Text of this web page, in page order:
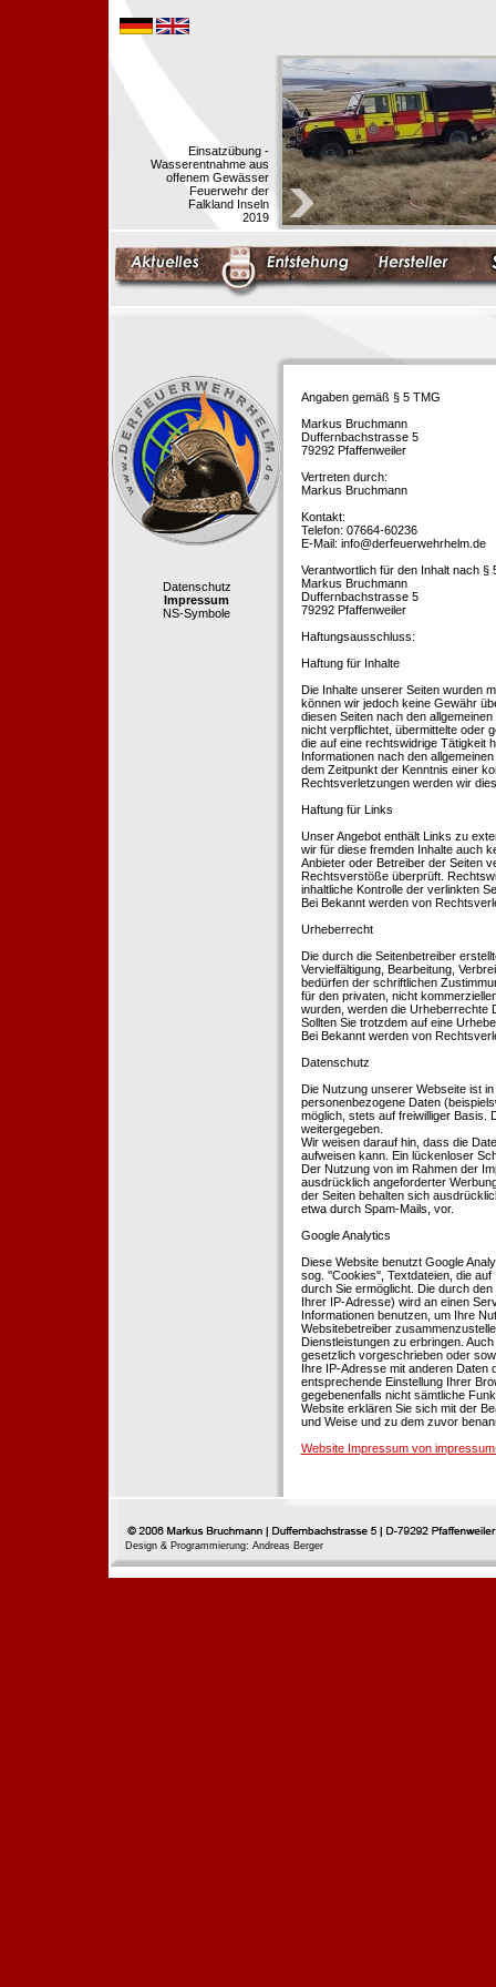
Einsatzübung -
Wasserentnahme aus
offenem Gewässer
Feuerwehr der
Falkland Inseln
2019
Datenschutz
Impressum
NS-Symbole
Angaben gemäß § 5 TMG
Markus Bruchmann
Duffernbachstrasse 5
79292 Pfaffenweiler
Vertreten durch:
Markus Bruchmann
Kontakt:
Telefon: 07664-60236
E-Mail: info@derfeuerwehrhelm.de
Verantwortlich für den Inhalt nach §
Markus Bruchmann
Duffernbachstrasse 5
79292 Pfaffenweiler
Haftungsausschluss:
Haftung für Inhalte
Die Inhalte unserer Seiten wurden
können wir jedoch keine Gewähr
diesen Seiten nach den
nicht verpflichtet, übermittelte oder
die auf eine rechtswidrige Tätigkeit
Informationen nach den
dem Zeitpunkt der Kenntnis einer
Rechtsverletzungen werden wir
Haftung für Links
Unser Angebot enthält Links zu
wir für diese fremden Inhalte auch
Anbieter oder Betreiber der Seiten
Rechtsverstöße überprüft.
inhaltliche Kontrolle der verlinkten
Bei Bekannt werden von
Urheberrecht
Die durch die Seitenbetreiber
Vervielfältigung, Bearbeitung,
bedürfen der schriftlichen
für den privaten, nicht
wurden, werden die Urheberrechte
Sollten Sie trotzdem auf eine
Bei Bekannt werden von
Datenschutz
Die Nutzung unserer Webseite ist
personenbezogene Daten
möglich, stets auf freiwilliger Basis.
weitergegeben.
Wir weisen darauf hin, dass die
aufweisen kann. Ein lückenloser
Der Nutzung von im Rahmen der
ausdrücklich angeforderter
der Seiten behalten sich
etwa durch Spam-Mails, vor.
Google Analytics
Diese Website benutzt Google
sog. ''Cookies'', Textdateien, die
durch Sie ermöglicht. Die durch
Ihrer IP-Adresse) wird an einen
Informationen benutzen, um Ihre
Websitebetreiber
Dienstleistungen zu erbringen.
gesetzlich vorgeschrieben oder
Ihre IP-Adresse mit anderen Daten
entsprechende Einstellung Ihrer
gegebenenfalls nicht sämtliche
Website erklären Sie sich mit der
und Weise und zu dem zuvor
Website Impressum von
Design & Programmierung: Andreas Berger